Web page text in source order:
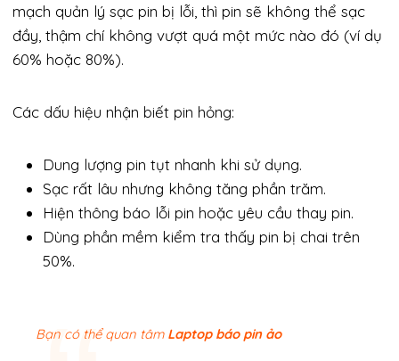
mạch quản lý sạc pin bị lỗi, thì pin sẽ không thể sạc
đầy, thậm chí không vượt quá một mức nào đó (ví dụ
60% hoặc 80%).
Các dấu hiệu nhận biết pin hỏng:
Dung lượng pin tụt nhanh khi sử dụng.
Sạc rất lâu nhưng không tăng phần trăm.
Hiện thông báo lỗi pin hoặc yêu cầu thay pin.
Dùng phần mềm kiểm tra thấy pin bị chai trên
50%.
Bạn có thể quan tâm Laptop báo pin ảo